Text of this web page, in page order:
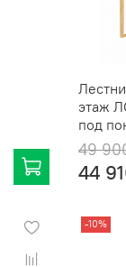
этаж
под
49
44
-10%